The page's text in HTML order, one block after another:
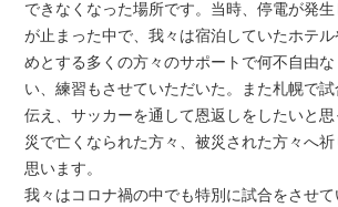
できなくなった場所です。当時、停電が発
が止まった中で、我々は宿泊していたホテ
めとする多くの方々のサポートで何不自由
い、練習もさせていただいた。また札幌で
伝え、サッカーを通して恩返しをしたいと
災で亡くなられた方々、被災された方々へ
思います。
我々はコロナ禍の中でも特別に試合をさせ